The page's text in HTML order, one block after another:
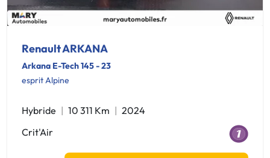
Renault ARKANA
Arkana E-Tech 145 - 23
esprit Alpine
Hybride 10 311 Km
2024
Crit'Air